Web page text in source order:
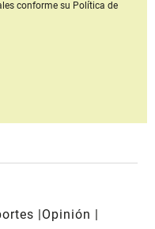
conforme su Política de
Opinión